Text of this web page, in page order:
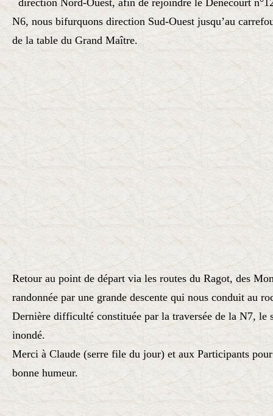
direction Nord-Ouest, afin de rejoindre le Denecourt
N6, nous bifurquons direction Sud-Ouest jusqu’au
de la table du Grand Maître.
Retour au point de départ via les routes du Ragot, des
randonnée par une grande descente qui nous conduit au
Dernière difficulté constituée par la traversée de la N7, le
inondé.
Merci à Claude (serre file du jour) et aux Participants
bonne humeur.